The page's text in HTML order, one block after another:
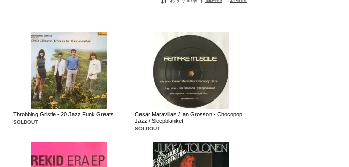
Throbbing Gristle - 20 Jazz Funk Greats
SOLDOUT
Cesar Maravillas / Ian Grosson - Chocopop
Jazz / Sleepblanket
SOLDOUT